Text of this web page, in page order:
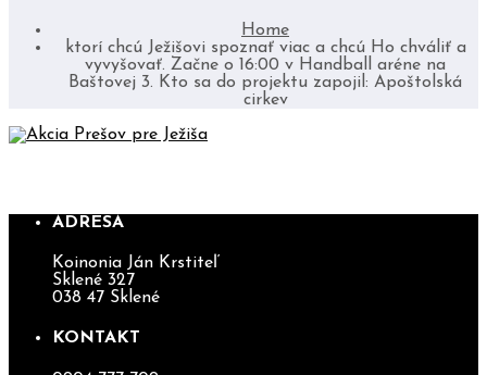
Home
ktorí chcú Ježišovi spoznať viac a chcú Ho chváliť a
vyvyšovať. Začne o 16:00 v Handball aréne na
Baštovej 3. Kto sa do projektu zapojil: Apoštolská
cirkev
ADRESA
Koinonia Ján Krstiteľ
Sklené 327
038 47 Sklené
KONTAKT